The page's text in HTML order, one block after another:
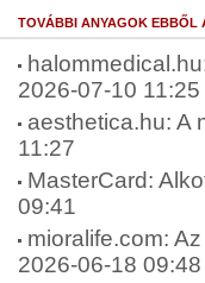
TOVÁBBI ANYAGOK EBBŐL
2026-07-10 11:25
aesthetica.hu: A
11:27
MasterCard:
09:41
mioralife.com:
2026-06-18 09:48